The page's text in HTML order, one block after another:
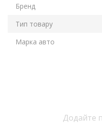
Бренд
Тип товару
Марка авто
Додайте